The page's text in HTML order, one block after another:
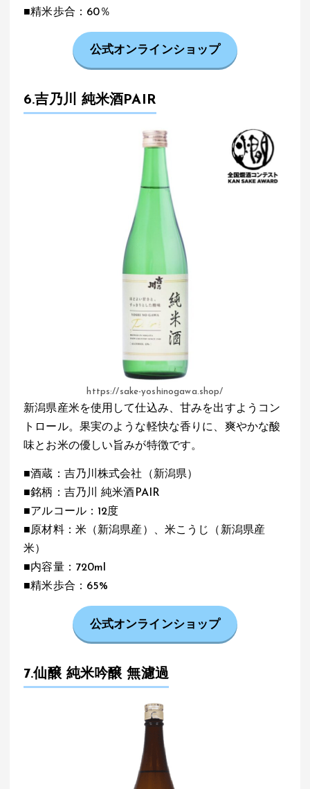
■精米歩合：60％
公式オンラインショップ
6.吉乃川 純米酒PAIR
https://sake-yoshinogawa.shop/
新潟県産米を使用して仕込み、甘みを出すようコン
トロール。果実のような軽快な香りに、爽やかな酸
味とお米の優しい旨みが特徴です。
■酒蔵：吉乃川株式会社（新潟県）
■銘柄：吉乃川 純米酒PAIR
■アルコール：12度
■原材料：米（新潟県産）、米こうじ（新潟県産
米）
■内容量：720ml
■精米歩合：65%
公式オンラインショップ
7.仙醸 純米吟醸 無濾過